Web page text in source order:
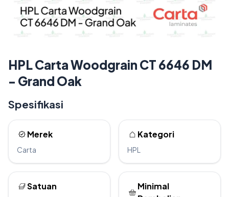
HPL Carta Woodgrain CT 6646 DM
- Grand Oak
Spesifikasi
Merek
Carta
Kategori
HPL
Satuan
Minimal